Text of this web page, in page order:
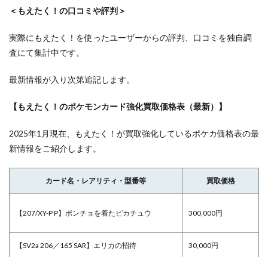
＜もえたく！の口コミや評判＞
実際にもえたく！を使ったユーザーからの評判、口コミを独自調
査にて集計中です。
最新情報が入り次第追記します。
【もえたく！のポケモンカード強化買取価格表（最新）】
2025年1月現在、もえたく！が買取強化しているポケカ価格表の最
新情報をご紹介します。
カード名・レアリティ・型番等 買取価格
【207/XY-P P】ポンチョを着たピカチュウ 300,000円
【SV2a 206／165 SAR】エリカの招待 30,000円